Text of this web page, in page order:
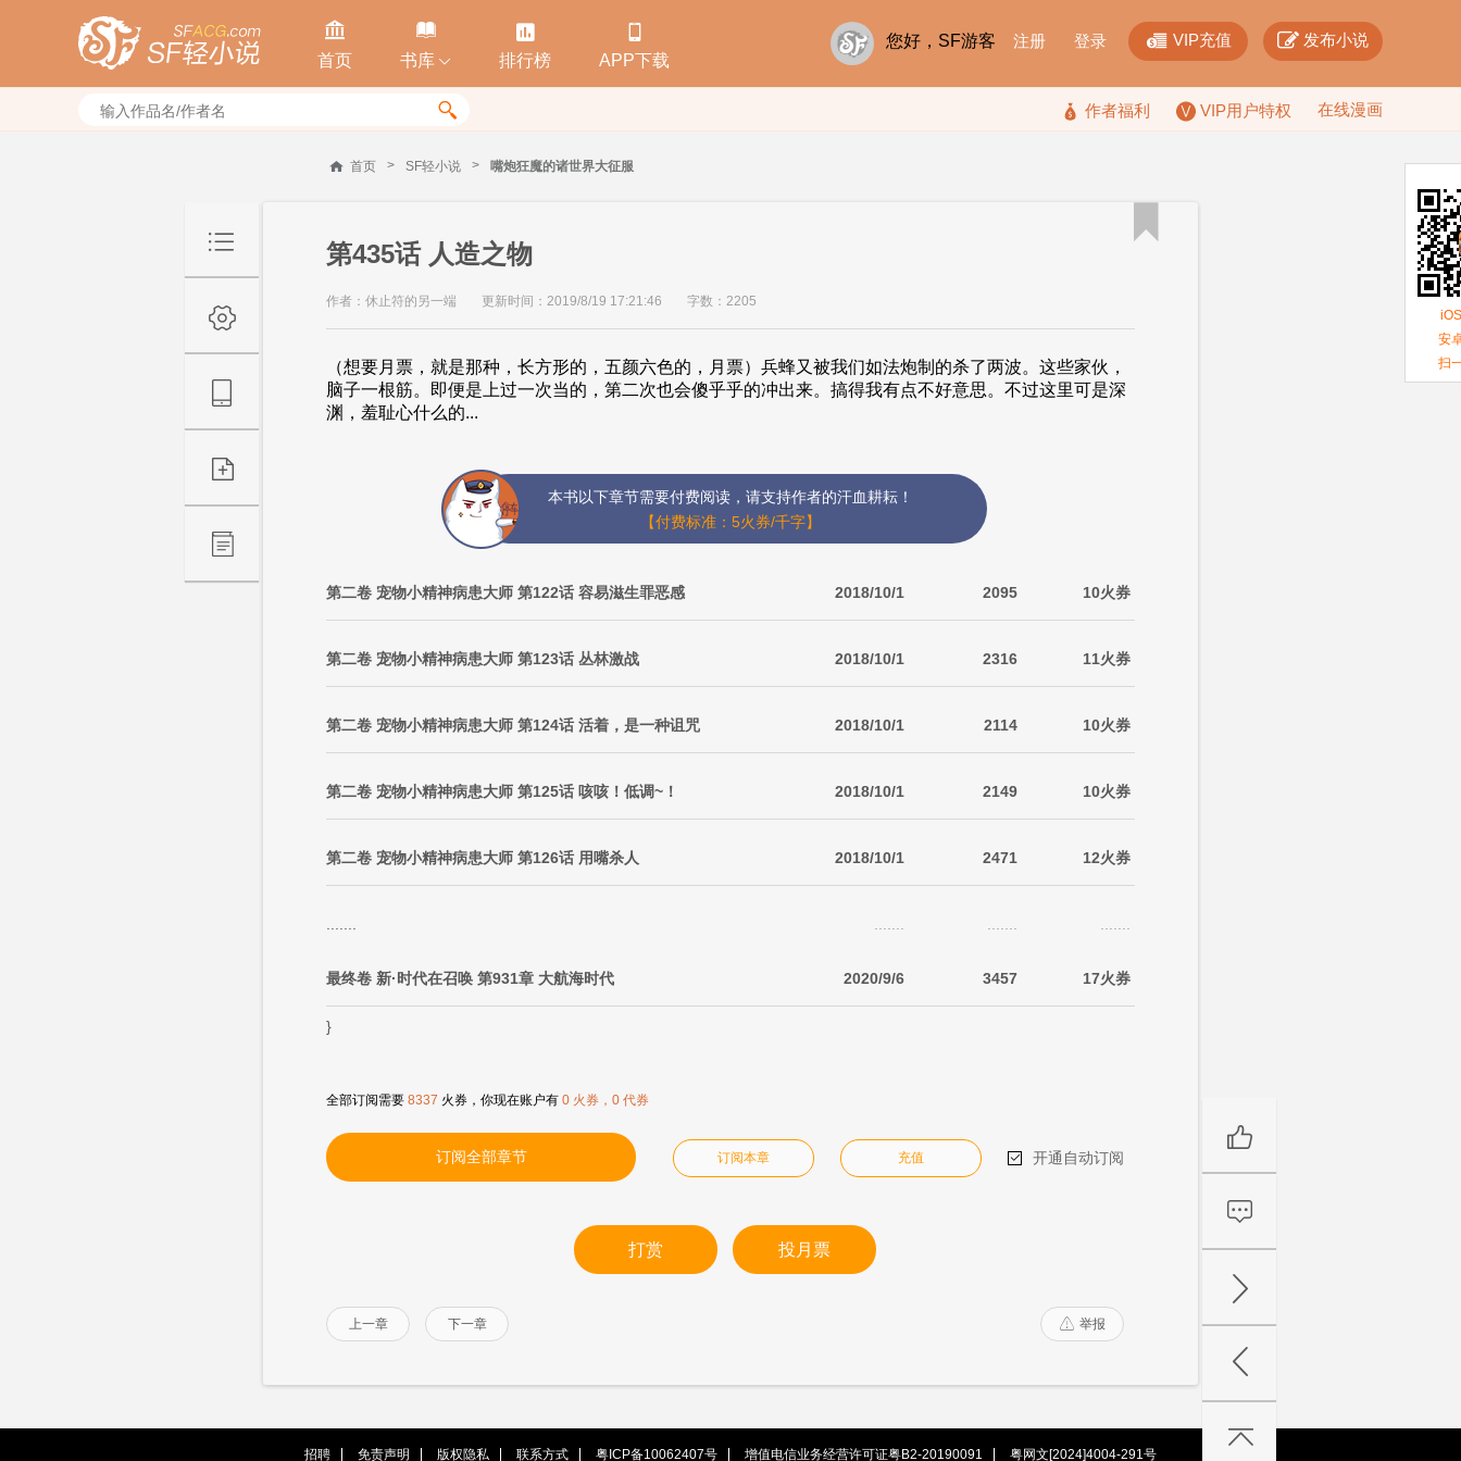

首页

书库 

排行榜

APP下载
您好，SF游客 注册 登录  VIP充值  发布小说
  作者福利 VIP用户特权 在线漫画
首页 > SF轻小说 > 嘴炮狂魔的诸世界大征服
第435话 人造之物
作者：休止符的另一端 更新时间：2019/8/19 17:21:46 字数：2205
（想要月票，就是那种，长方形的，五颜六色的，月票）兵蜂又被我们如法炮制的杀了两波。这些家伙，
脑子一根筋。即便是上过一次当的，第二次也会傻乎乎的冲出来。搞得我有点不好意思。不过这里可是深
渊，羞耻心什么的...
本书以下章节需要付费阅读，请支持作者的汗血耕耘！
【付费标准：5火券/千字】
第二卷 宠物小精神病患大师 第122话 容易滋生罪恶感 2018/10/1 2095 10火券
第二卷 宠物小精神病患大师 第123话 丛林激战 2018/10/1 2316 11火券
第二卷 宠物小精神病患大师 第124话 活着，是一种诅咒 2018/10/1 2114 10火券
第二卷 宠物小精神病患大师 第125话 咳咳！低调~！ 2018/10/1 2149 10火券
第二卷 宠物小精神病患大师 第126话 用嘴杀人 2018/10/1 2471 12火券
最终卷 新·时代在召唤 第931章 大航海时代 2020/9/6 3457 17火券
}
全部订阅需要 8337 火券，你现在账户有 0 火券，0 代券
订阅全部章节 订阅本章 充值  开通自动订阅
打赏 投月票
上一章 下一章  举报

招聘 免责声明 版权隐私 联系方式 粤ICP备10062407号 增值电信业务经营许可证粤B2-20190091 粤网文[2024]4004-291号
安
扫